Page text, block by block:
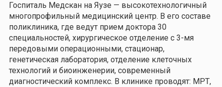
Госпиталь Медскан на Яузе — высокотехнологичный
многопрофильный медицинский центр. В его составе
поликлиника, где ведут прием доктора 30
специальностей, хирургическое отделение с 3-мя
передовыми операционными, стационар,
генетическая лаборатория, отделение клеточных
технологий и биоинженерии, современный
диагностический комплекс. В клинике проводят: МРТ,